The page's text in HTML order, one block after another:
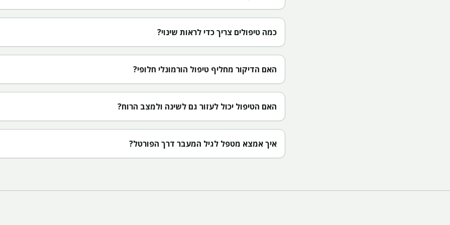
כמה טיפולים צריך כדי לראות שינוי?
האם הדיקור מחליף טיפול הורמונלי חלופי?
האם הטיפול יכול לעזור גם לשינה ולמצב הרוח?
איך אמצא מטפל לגיל המעבר דרך הפורטל?